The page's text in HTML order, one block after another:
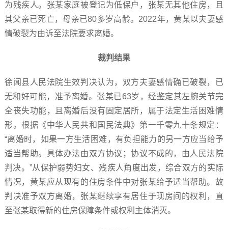
为残疾人。张某家庭被登记为低保户，张某无其他住房，且
其父亲已死亡，母亲已80多岁高龄。2022年，黄某以夫妻感
情破裂为由诉至法院要求离婚。
裁判结果
徐闻县人民法院生效判决认为，双方夫妻感情确已破裂，已
无和好可能，准予离婚。张某已63岁，经鉴定其左腕关节完
全丧失功能，且离婚后没有固定居所，属于法定生活困难情
形。根据《中华人民共和国民法典》第一千零九十条规定：
“离婚时，如果一方生活困难，有负担能力的另一方应当给予
适当帮助。具体办法由双方协议；协议不成的，由人民法院
判决。”从保护弱势妇女、残疾人角度出发，综合双方的实际
情况，黄某应从现有的住房条件中对张某给予适当帮助。故
判决准予双方离婚，张某继续享有居住于现房间的权利，直
至张某取得新的住房保障条件或权利主体消灭。